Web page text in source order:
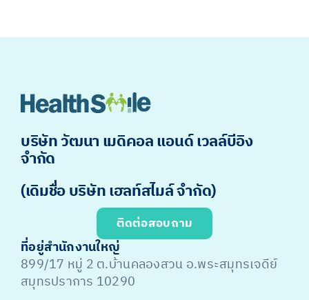
บริษัท วัฒนา เมดิคอล แอนด์ เวลล์บีอิง
จำกัด
(เดิมชื่อ บริษัท เฮลท์สไมล์ จำกัด)
ติดต่อสอบถาม
ที่อยู่สำนักงานใหญ่
899/17 หมู่ 2 ต.บ้านคลองสวน อ.พระสมุทรเจดีย์
สมุทรปราการ 10290